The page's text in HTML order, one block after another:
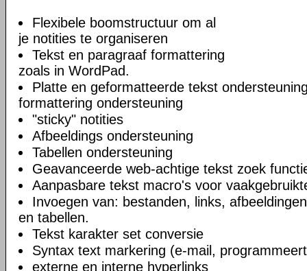
Flexibele boomstructuur om al
je notities te organiseren
Tekst en paragraaf formattering
zoals in WordPad.
Platte en geformatteerde tekst
formattering ondersteuning
"sticky" notities
Afbeeldings ondersteuning
Tabellen ondersteuning
Geavanceerde web-achtige tekst zoek
Aanpasbare tekst macro's voor
Invoegen van: bestanden, links,
en tabellen.
Tekst karakter set conversie
Syntax text markering (e-mail,
externe en interne hyperlinks